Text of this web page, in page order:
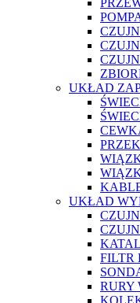
UKŁAD
UKŁAD
FILTR
RURY